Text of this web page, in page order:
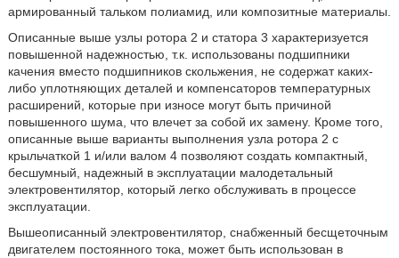
армированный тальком полиамид, или композитные материалы.
Описанные выше узлы ротора 2 и статора 3 характеризуется
повышенной надежностью, т.к. использованы подшипники
качения вместо подшипников скольжения, не содержат каких-
либо уплотняющих деталей и компенсаторов температурных
расширений, которые при износе могут быть причиной
повышенного шума, что влечет за собой их замену. Кроме того,
описанные выше варианты выполнения узла ротора 2 с
крыльчаткой 1 и/или валом 4 позволяют создать компактный,
бесшумный, надежный в эксплуатации малодетальный
электровентилятор, который легко обслуживать в процессе
эксплуатации.
Вышеописанный электровентилятор, снабженный бесщеточным
двигателем постоянного тока, может быть использован в